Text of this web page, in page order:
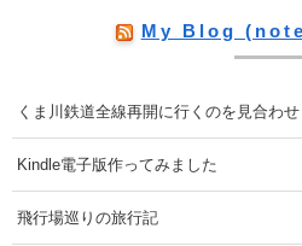
My Blog
くま川鉄道全線再開に行くのを見合わせ
Kindle電子版作ってみました
飛行場巡りの旅行記